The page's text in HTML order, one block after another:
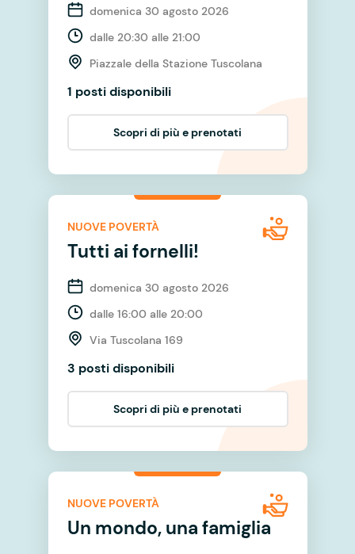
domenica 30 agosto 2026
dalle 20:30 alle 21:00
Piazzale della Stazione Tuscolana
1 posti disponibili
Scopri di più e prenotati
NUOVE POVERTÀ
Tutti ai fornelli!
domenica 30 agosto 2026
dalle 16:00 alle 20:00
Via Tuscolana 169
3 posti disponibili
Scopri di più e prenotati
NUOVE POVERTÀ
Un mondo, una famiglia